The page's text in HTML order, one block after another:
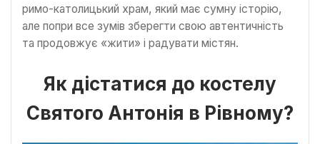
римо-католицький храм, який має сумну історію,
але попри все зумів зберегти свою автентичність
та продовжує «жити» і радувати містян.
Як дістатися до костелу
Святого Антонія в Рівному?